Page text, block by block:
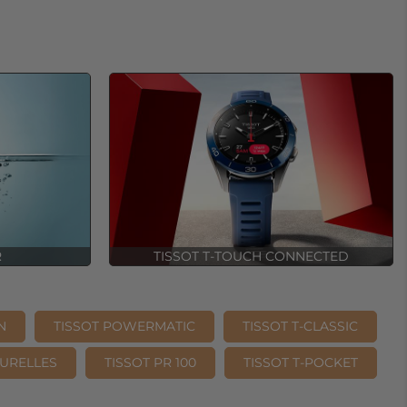
TISSOT T-TOUCH CONNECTED
TISSOT POWERMATIC TISSOT T-CLASSIC
TISSOT PR 100 TISSOT T-POCKET